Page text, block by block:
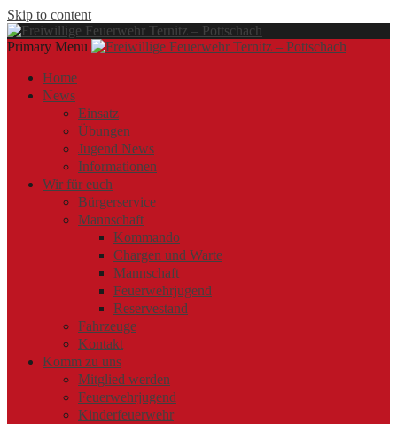
Skip to content
Primary Menu
Freiwillige Feuerwehr Ternitz – Pottschach
Home
News
Einsatz
Übungen
Jugend News
Informationen
Wir für euch
Bürgerservice
Mannschaft
Kommando
Chargen und Warte
Mannschaft
Feuerwehrjugend
Reservestand
Fahrzeuge
Kontakt
Komm zu uns
Mitglied werden
Feuerwehrjugend
Kinderfeuerwehr